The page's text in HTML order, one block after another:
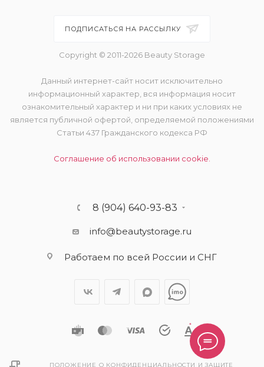
ПОДПИСАТЬСЯ НА РАССЫЛКУ
Copyright © 2011-2026 Beauty Storage
Данный интернет-сайт носит исключительно
информационный характер, вся информация носит
ознакомительный характер и ни при каких условиях не
является публичной офертой, определяемой положениями
Статьи 437 Гражданского кодекса РФ
Соглашение об использовании cookie.
8 (904) 640-93-83
info@beautystorage.ru
Работаем по всей России и СНГ
ПОЛОЖЕНИЕ О КОНФИДЕНЦИАЛЬНОСТИ И ЗАЩИТЕ